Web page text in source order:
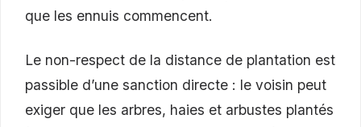
que les ennuis commencent.
Le non-respect de la distance de plantation est
passible d’une sanction directe : le voisin peut
exiger que les arbres, haies et arbustes plantés